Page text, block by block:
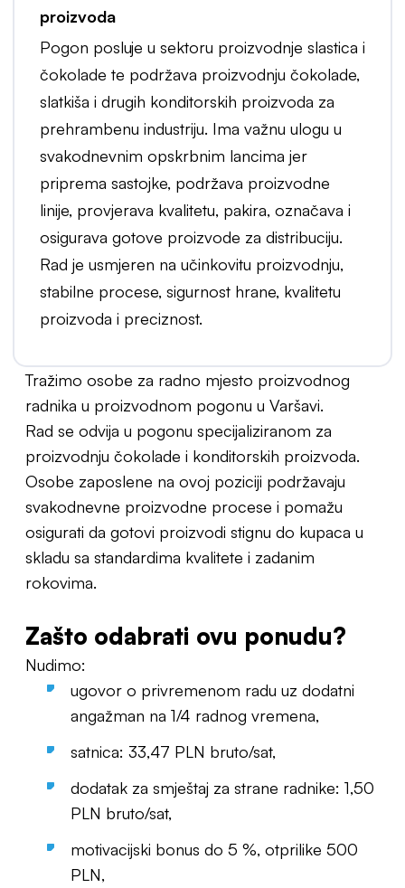
proizvoda
Pogon posluje u sektoru proizvodnje slastica i
čokolade te podržava proizvodnju čokolade,
slatkiša i drugih konditorskih proizvoda za
prehrambenu industriju. Ima važnu ulogu u
svakodnevnim opskrbnim lancima jer
priprema sastojke, podržava proizvodne
linije, provjerava kvalitetu, pakira, označava i
osigurava gotove proizvode za distribuciju.
Rad je usmjeren na učinkovitu proizvodnju,
stabilne procese, sigurnost hrane, kvalitetu
proizvoda i preciznost.
Tražimo osobe za radno mjesto proizvodnog
radnika u proizvodnom pogonu u Varšavi.
Rad se odvija u pogonu specijaliziranom za
proizvodnju čokolade i konditorskih proizvoda.
Osobe zaposlene na ovoj poziciji podržavaju
svakodnevne proizvodne procese i pomažu
osigurati da gotovi proizvodi stignu do kupaca u
skladu sa standardima kvalitete i zadanim
rokovima.
Zašto odabrati ovu ponudu?
Nudimo:
ugovor o privremenom radu uz dodatni
angažman na 1/4 radnog vremena,
satnica: 33,47 PLN bruto/sat,
dodatak za smještaj za strane radnike: 1,50
PLN bruto/sat,
motivacijski bonus do 5 %, otprilike 500
PLN,